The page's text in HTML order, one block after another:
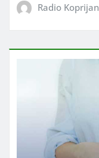
Radio Koprijan